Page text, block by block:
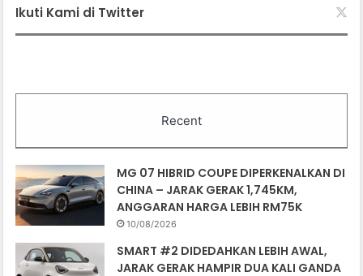
Ikuti Kami di Twitter
Recent
MG 07 HIBRID COUPE DIPERKENALKAN DI
CHINA – JARAK GERAK 1,745KM,
ANGGARAN HARGA LEBIH RM75K
10/08/2026
SMART #2 DIDEDAHKAN LEBIH AWAL,
JARAK GERAK HAMPIR DUA KALI GANDA